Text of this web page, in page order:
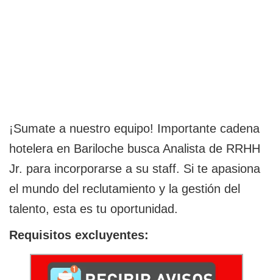
¡Sumate a nuestro equipo! Importante cadena
hotelera en Bariloche busca Analista de RRHH
Jr. para incorporarse a su staff. Si te apasiona
el mundo del reclutamiento y la gestión del
talento, esta es tu oportunidad.
Requisitos excluyentes: